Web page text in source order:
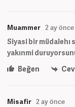
Muammer 2 ay önce
Siyasi bir müdalehı
yakınmi
Beğen
Misafir 2 ay önce